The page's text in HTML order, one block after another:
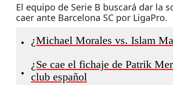
El equipo de Serie B buscará dar la
caer ante Barcelona SC por LigaPro.
• ¿Michael Morales vs. Islam
•
¿Se cae el fichaje de Patrik
club español